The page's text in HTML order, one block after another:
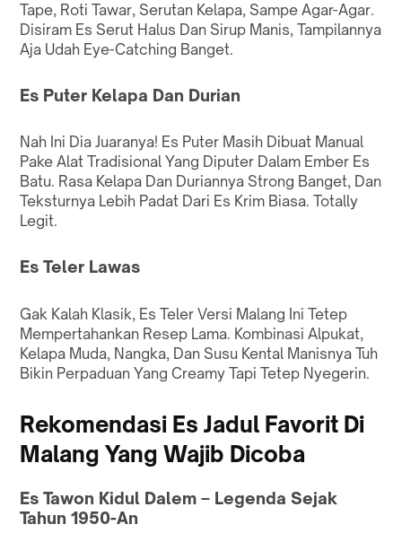
Tape, Roti Tawar, Serutan Kelapa, Sampe Agar-Agar.
Disiram Es Serut Halus Dan Sirup Manis, Tampilannya
Aja Udah Eye-Catching Banget.
Es Puter Kelapa Dan Durian
Nah Ini Dia Juaranya! Es Puter Masih Dibuat Manual
Pake Alat Tradisional Yang Diputer Dalam Ember Es
Batu. Rasa Kelapa Dan Duriannya Strong Banget, Dan
Teksturnya Lebih Padat Dari Es Krim Biasa. Totally
Legit.
Es Teler Lawas
Gak Kalah Klasik, Es Teler Versi Malang Ini Tetep
Mempertahankan Resep Lama. Kombinasi Alpukat,
Kelapa Muda, Nangka, Dan Susu Kental Manisnya Tuh
Bikin Perpaduan Yang Creamy Tapi Tetep Nyegerin.
Rekomendasi Es Jadul Favorit Di
Malang Yang Wajib Dicoba
Es Tawon Kidul Dalem – Legenda Sejak
Tahun 1950-An